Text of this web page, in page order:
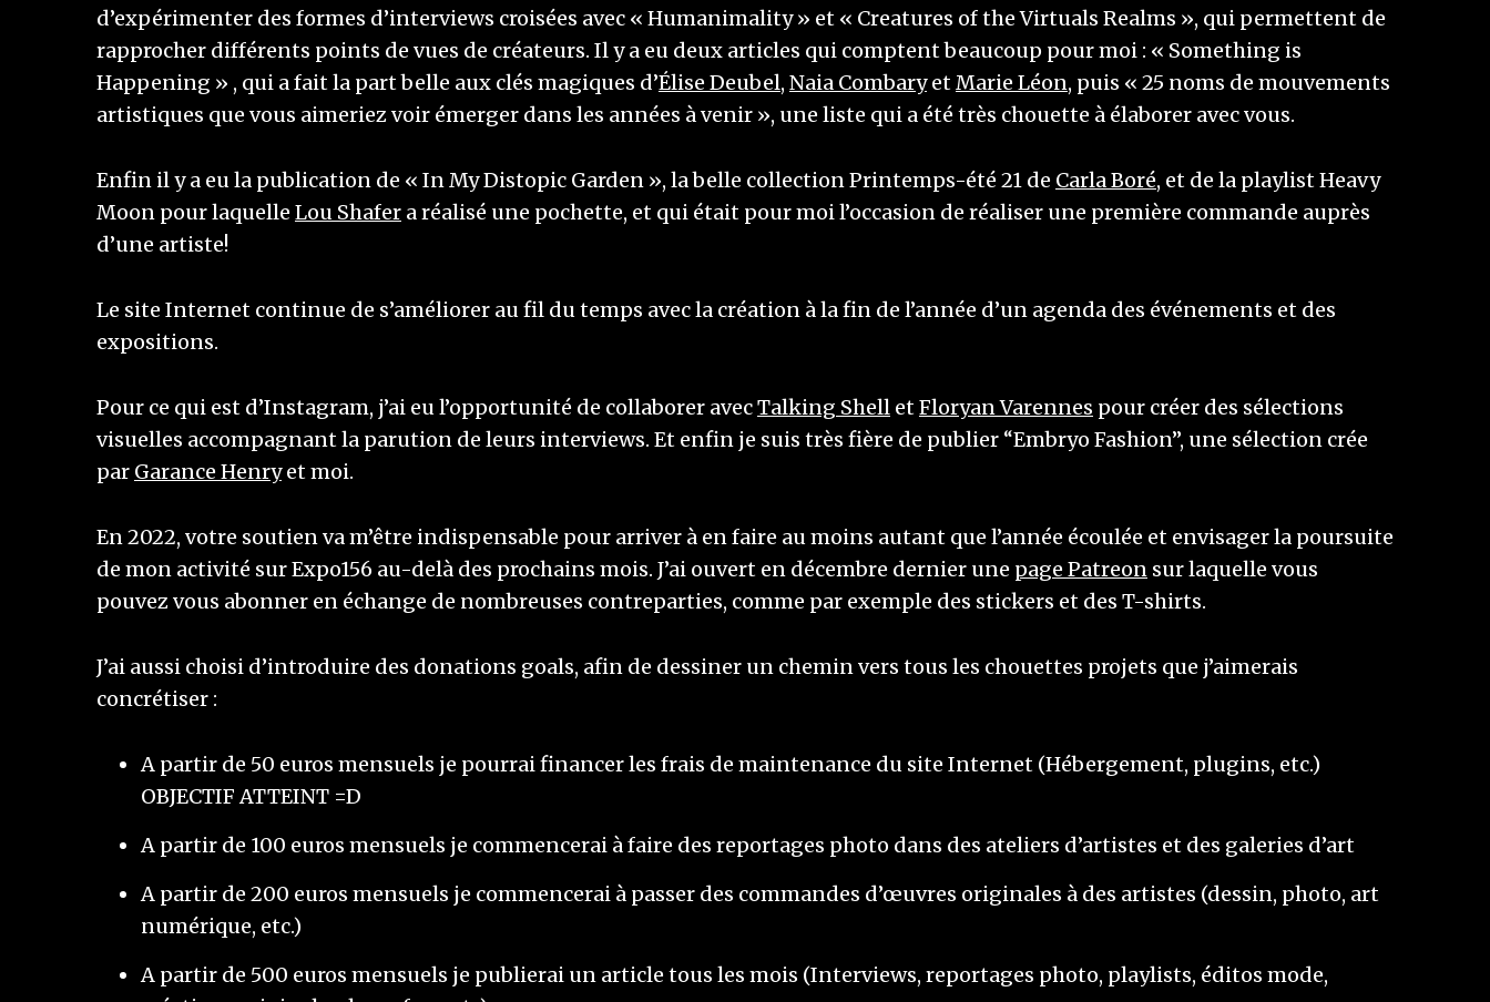
d’expérimenter des formes d’interviews croisées avec « Humanimality » et « Creatures of the Virtuals Realms », qui permettent de
rapprocher différents points de vues de créateurs. Il y a eu deux articles qui comptent beaucoup pour moi : « Something is
Happening » , qui a fait la part belle aux clés magiques d’Élise Deubel, Naia CombaryetMarie Léon, puis « 25 noms de mouvements
artistiques que vous aimeriez voir émerger dans les années à venir », une liste qui a été très chouette à élaborer avec vous.
Enfin il y a eu la publication de « In My Distopic Garden », la belle collection Printemps-été 21 de Carla Boré, et de la playlist Heavy
Moon pour laquelle Lou Shafera réalisé une pochette, et qui était pour moi l’occasion de réaliser une première commande auprès
d’une artiste!
Le site Internet continue de s’améliorer au fil du temps avec la création à la fin de l’année d’un agenda des événements et des
expositions.
Pour ce qui est d’Instagram, j’ai eu l’opportunité de collaborer avecTalking ShelletFloryan Varennes pour créer des sélections
visuelles accompagnant la parution de leurs interviews. Et enfin je suis très fière de publier “Embryo Fashion”, une sélection crée
par Garance Henryet moi.
En 2022, votre soutien va m’être indispensable pour arriver à en faire au moins autant que l’année écoulée et envisager la poursuite
de mon activité sur Expo156 au-delà des prochains mois. J’ai ouvert en décembre dernier une page Patreonsur laquelle vous
pouvez vous abonner en échange de nombreuses contreparties, comme par exemple des stickers et des T-shirts.
J’ai aussi choisi d’introduire des donations goals, afin de dessiner un chemin vers tous les chouettes projets que j’aimerais
concrétiser :
A partir de 50 euros mensuels je pourrai financer les frais de maintenance du site Internet (Hébergement, plugins, etc.)
OBJECTIF ATTEINT =D
A partir de 100 euros mensuels je commencerai à faire des reportages photo dans des ateliers d’artistes et des galeries d’art
A partir de 200 euros mensuels je commencerai à passer des commandes d’œuvres originales à des artistes (dessin, photo, art
numérique, etc.)
A partir de 500 euros mensuels je publierai un article tous les mois (Interviews, reportages photo, playlists, éditos mode,